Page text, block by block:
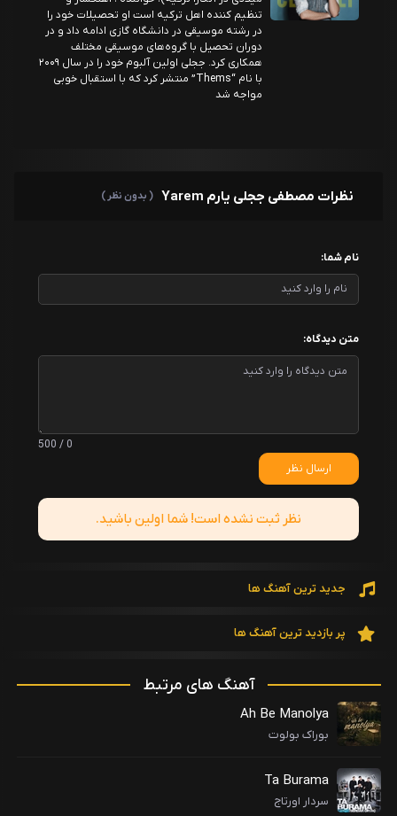
تنظیم ‌کننده اهل ترکیه است او تحصیلات خود را
در رشته موسیقی در دانشگاه گازی ادامه داد و در
دوران تحصیل با گروه‌های موسیقی مختلف
همکاری کرد. ججلی اولین آلبوم خود را در سال ۲۰۰۹
با نام “Thems” منتشر کرد که با استقبال خوبی
مواجه شد
نظرات مصطفی ججلی یارم Yarem ( بدون نظر )
نام شما:
متن دیدگاه:
0 / 500
ارسال نظر
نظر ثبت نشده است! شما اولین باشید.
جدید ترین آهنگ ها
پر بازدید ترین آهنگ ها
آهنگ های مرتبط
Ah Be Manolya
بوراک بولوت
Ta Burama
سردار اورتاج